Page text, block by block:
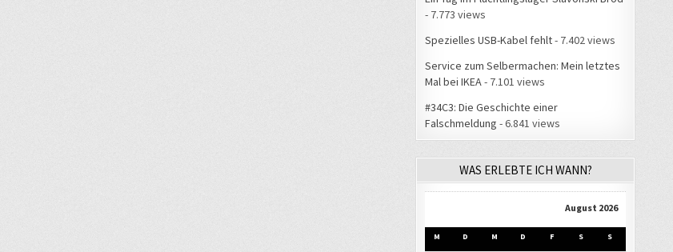
- 7.773 views
Spezielles USB-Kabel fehlt- 7.402 views
Service zum Selbermachen: Mein letztes
Mal bei IKEA - 7.101 views
#34C3: Die Geschichte einer
Falschmeldung - 6.841 views
WAS ERLEBTE ICH WANN?
August 2026
M D M D F S S